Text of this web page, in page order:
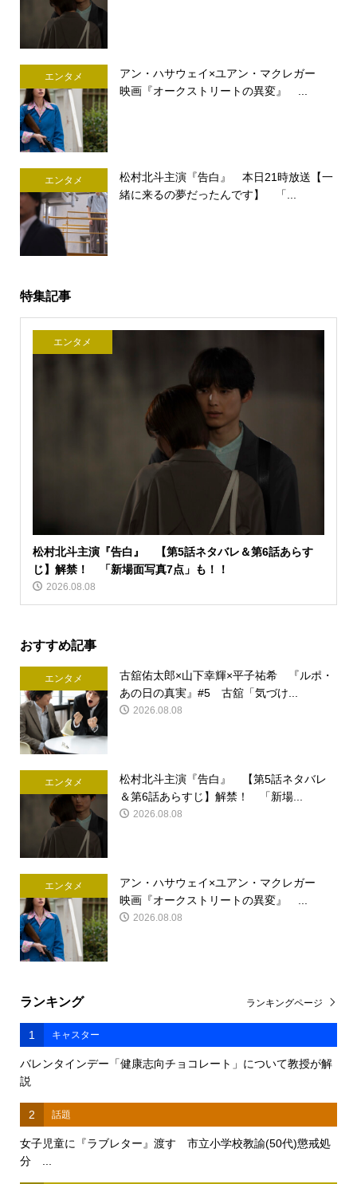
エンタメ
アン・ハサウェイ×ユアン・マクレガー
映画『オークストリートの異変』 ...
エンタメ
松村北斗主演『告白』 本日21時放送【一
緒に来るの夢だったんです】 「...
特集記事
エンタメ
松村北斗主演『告白』 【第5話ネタバレ＆第6話あらす
じ】解禁！ 「新場面写真7点」も！！
2026.08.08
おすすめ記事
エンタメ
古舘佑太郎×山下幸輝×平子祐希 『ルポ・
あの日の真実』#5 古舘「気づけ...
2026.08.08
エンタメ
松村北斗主演『告白』 【第5話ネタバレ
＆第6話あらすじ】解禁！ 「新場...
2026.08.08
エンタメ
アン・ハサウェイ×ユアン・マクレガー
映画『オークストリートの異変』 ...
2026.08.08
ランキング
1 キャスター
バレンタインデー「健康志向チョコレート」について教授が解
説
2 話題
女子児童に『ラブレター』渡す 市立小学校教諭(50代)懲戒処
分 ...
ランキングページ